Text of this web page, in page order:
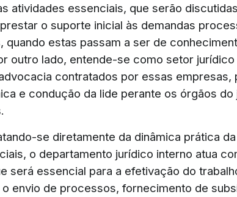
atividades essenciais, que serão
o suporte inicial às demandas
quando estas passam a ser de
outro lado, entende-se como setor
contratados por essas empresas,
e condução da lide perante os órgãos
se diretamente da dinâmica prática
o departamento jurídico interno atua
será essencial para a efetivação do
envio de processos, fornecimento de